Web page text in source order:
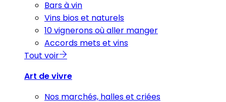
Bars à vin
Vins bios et naturels
10 vignerons où aller manger
Accords mets et vins
Tout voir
Art de vivre
Nos marchés, halles et criées